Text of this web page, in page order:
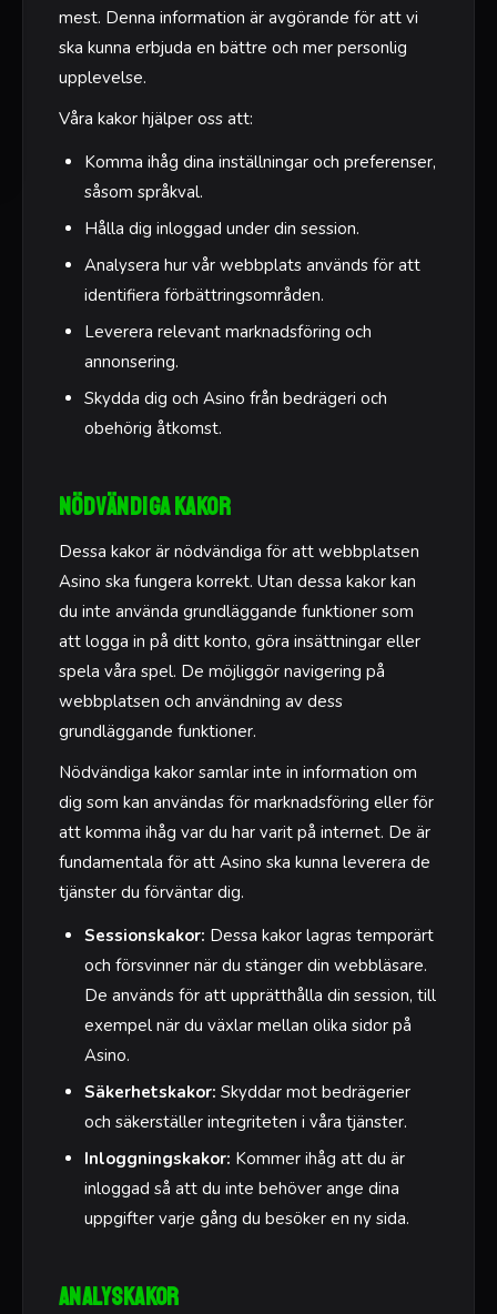
mest. Denna information är avgörande för att vi
ska kunna erbjuda en bättre och mer personlig
upplevelse.
Våra kakor hjälper oss att:
Komma ihåg dina inställningar och preferenser,
såsom språkval.
Hålla dig inloggad under din session.
Analysera hur vår webbplats används för att
identifiera förbättringsområden.
Leverera relevant marknadsföring och
annonsering.
Skydda dig och Asino från bedrägeri och
obehörig åtkomst.
Nödvändiga kakor
Dessa kakor är nödvändiga för att webbplatsen
Asino ska fungera korrekt. Utan dessa kakor kan
du inte använda grundläggande funktioner som
att logga in på ditt konto, göra insättningar eller
spela våra spel. De möjliggör navigering på
webbplatsen och användning av dess
grundläggande funktioner.
Nödvändiga kakor samlar inte in information om
dig som kan användas för marknadsföring eller för
att komma ihåg var du har varit på internet. De är
fundamentala för att Asino ska kunna leverera de
tjänster du förväntar dig.
Sessionskakor: Dessa kakor lagras temporärt
och försvinner när du stänger din webbläsare.
De används för att upprätthålla din session, till
exempel när du växlar mellan olika sidor på
Asino.
Säkerhetskakor: Skyddar mot bedrägerier
och säkerställer integriteten i våra tjänster.
Inloggningskakor: Kommer ihåg att du är
inloggad så att du inte behöver ange dina
uppgifter varje gång du besöker en ny sida.
Analyskakor